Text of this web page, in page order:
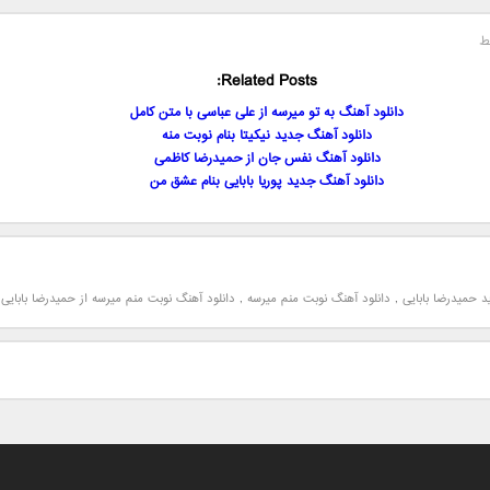
Related Posts:
دانلود آهنگ به تو میرسه از علی عباسی با متن کامل
دانلود آهنگ جدید نیکیتا بنام نوبت منه
دانلود آهنگ نفس جان از حمیدرضا کاظمی
دانلود آهنگ جدید پوریا بابایی بنام عشق من
حمیدرضا بابایی , دانلود آهنگ نوبت منم میرسه , دانلود آهنگ نوبت منم میرسه از حمیدرضا بابایی